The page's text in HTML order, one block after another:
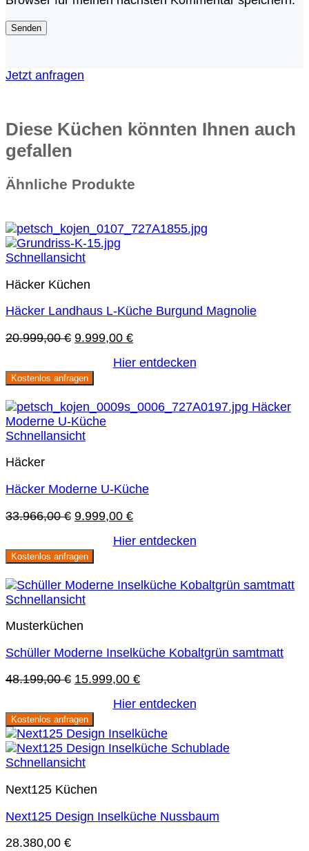
Jetzt anfragen
Diese Küchen könnten Ihnen auch
gefallen
Ähnliche Produkte
Schnellansicht
Häcker Küchen
Häcker Landhaus L-Küche Burgund Magnolie
20.999,00€ Ursprünglicher
20.999,00 €
9.999,00 €Aktueller
ist:
Hier entdecken
Kostenlos anfragen
Schnellansicht
Häcker
Häcker Moderne U-Küche
33.966,00€ Ursprünglicher
33.966,00 €
9.999,00 €Aktueller
ist:
Hier entdecken
Kostenlos anfragen
Schnellansicht
Musterküchen
Schüller Moderne Inselküche Kobaltgrün samtmatt
48.199,00€ Ursprünglicher
48.199,00 €
15.999,00 €Aktueller
ist:
Hier entdecken
Kostenlos anfragen
Schnellansicht
Next125 Küchen
Next125 Design Inselküche Nussbaum
28.380,00 €